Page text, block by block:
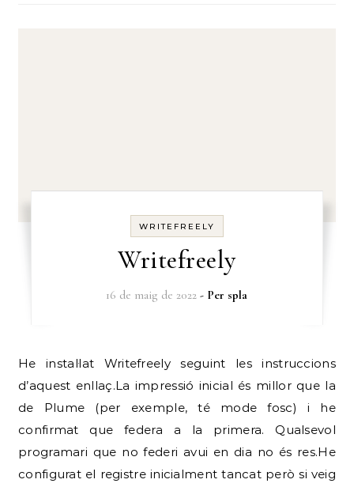
WRITEFREELY
Writefreely
16 de maig de 2022 - Per spla
He instal·lat Writefreely seguint les instruccions
d’aquest enllaç.La impressió inicial és millor que la
de Plume (per exemple, té mode fosc) i he
confirmat que federa a la primera. Qualsevol
programari que no federi avui en dia no és res.He
configurat el registre inicialment tancat però si veig